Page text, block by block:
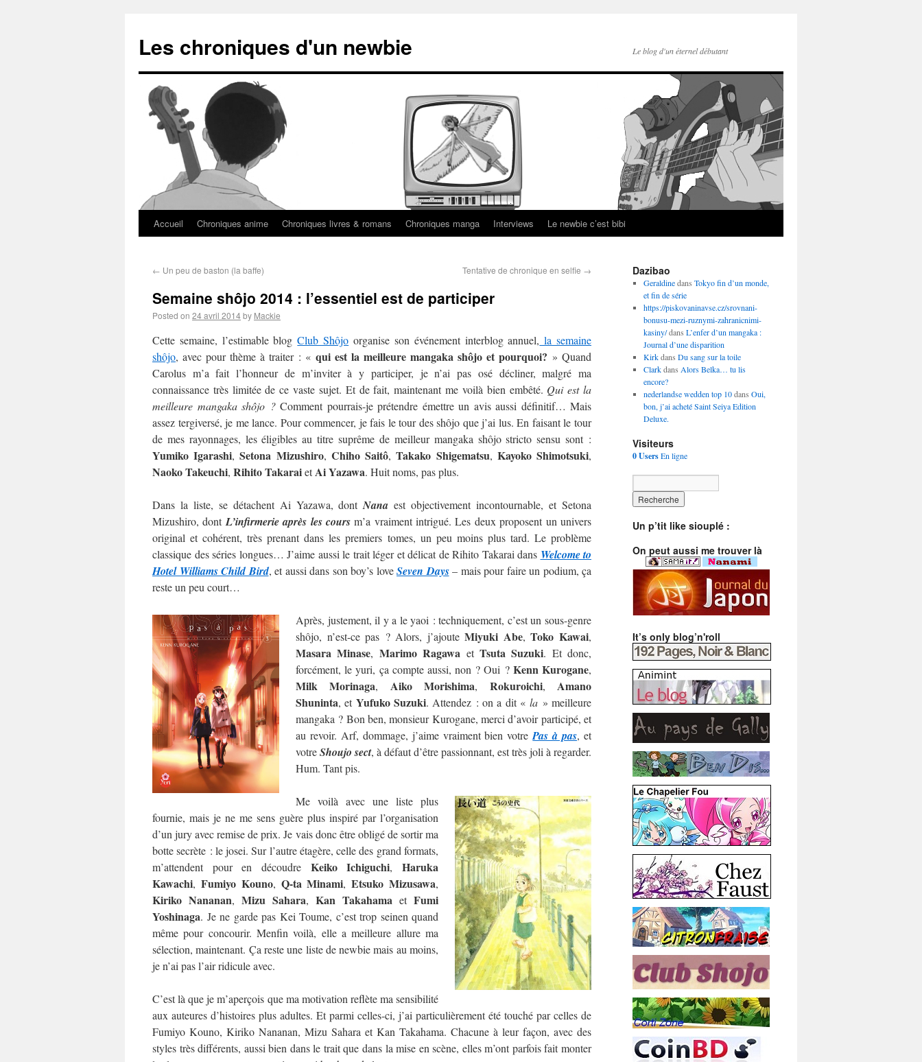
Les chroniques d'un newbie Le blog d'un éternel débutant
Accueil Chroniques anime Chroniques livres & romans Chroniques manga Interviews Le newbie c’est bibi
← Un peu de baston (la baffe) Tentative de chronique en selfie →
Semaine shôjo 2014 : l’essentiel est de participer
Posted on 24 avril 2014by Mackie
Cette semaine, l’estimable blogClub Shôjo organise son événement interblog annuel, la semaine
shôjo, avec pour thème à traiter : « qui est la meilleure mangaka shôjo et pourquoi? » Quand
Carolus m’a fait l’honneur de m’inviter à y participer, je n’ai pas osé décliner, malgré ma
connaissance très limitée de ce vaste sujet. Et de fait, maintenant me voilà bien embêté. Qui est la
meilleure mangaka shôjo ?Comment pourrais-je prétendre émettre un avis aussi définitif… Mais
assez tergiversé, je me lance. Pour commencer, je fais le tour des shôjo que j’ai lus. En faisant le tour
de mes rayonnages, les éligibles au titre suprême de meilleur mangaka shôjo stricto sensu sont :
Yumiko Igarashi,Setona Mizushiro, Chiho Saitô,Takako Shigematsu, Kayoko Shimotsuki,
NaokoTakeuchi, Rihito TakaraietAiYazawa. Huit noms, pas plus.
Dans la liste, se détachent Ai Yazawa, dontNana est objectivement incontournable, et Setona
Mizushiro, dont L’infirmerie après les coursm’a vraiment intrigué. Les deux proposent un univers
original et cohérent, très prenant dans les premiers tomes, un peu moins plus tard. Le problème
classique des séries longues… J’aime aussi le trait léger et délicat de Rihito Takarai dans Welcome to
Hotel Williams Child Bird, et aussi dans son boy’s loveSeven Days– mais pour faire un podium, ça
reste un peu court…
Après, justement, il y a le yaoi : techniquement, c’est un sous-genre
shôjo, n’est-ce pas ? Alors, j’ajouteMiyuki Abe,Toko Kawai,
Masara Minase, Marimo Ragawa et Tsuta Suzuki. Et donc,
forcément, le yuri, ça compte aussi, non ? Oui ? Kenn Kurogane,
Milk Morinaga, Aiko Morishima, Rokuroichi, Amano
Shuninta, et Yufuko Suzuki. Attendez : on a dit «la » meilleure
mangaka ? Bon ben, monsieur Kurogane, merci d’avoir participé, et
au revoir. Arf, dommage, j’aime vraiment bien votrePas à pas, et
votreShoujo sect, à défaut d’être passionnant, est très joli à regarder.
Hum. Tant pis.
Me voilà avec une liste plus
fournie, mais je ne me sens guère plus inspiré par l’organisation
d’un jury avec remise de prix. Je vais donc être obligé de sortir ma
botte secrète : le josei. Sur l’autre étagère, celle des grand formats,
m’attendent pour en découdre Keiko Ichiguchi,Haruka
Kawachi, Fumiyo Kouno, Q-ta Minami,Etsuko Mizusawa,
Kiriko Nananan, Mizu Sahara, Kan Takahama et Fumi
Yoshinaga. Je ne garde pas Kei Toume, c’est trop seinen quand
même pour concourir. Menfin voilà, elle a meilleure allure ma
sélection, maintenant. Ça reste une liste de newbie mais au moins,
je n’ai pas l’air ridicule avec.
C’est là que je m’aperçois que ma motivation reflète ma sensibilité
aux auteures d’histoires plus adultes. Et parmi celles-ci, j’ai particulièrement été touché par celles de
Fumiyo Kouno, Kiriko Nananan, Mizu Sahara et Kan Takahama. Chacune à leur façon, avec des
styles très différents, aussi bien dans le trait que dans la mise en scène, elles m’ont parfois fait monter
Dazibao
Geraldinedans Tokyo fin d’un monde,
et fin de série
https://piskovaninavse.cz/srovnani-
bonusu-mezi-ruznymi-zahranicnimi-
kasiny/dans L’enfer d’un mangaka :
Journal d’une disparition
Kirkdans Du sang sur la toile
Clarkdans Alors Belka… tu lis
encore?
nederlandse wedden top 10dans Oui,
bon, j’ai acheté Saint Seiya Edition
Deluxe.
Visiteurs
0 UsersEn ligne
Un p’tit like siouplé :
On peut aussi me trouver là
It’s only blog’n'roll